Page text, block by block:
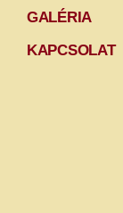
GALÉRIA
KAPCSOLAT